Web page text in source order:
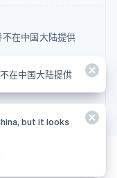
在中国大陆提供
在中国大陆提供
but it looks